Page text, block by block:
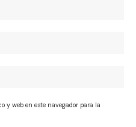
y web en este navegador para la